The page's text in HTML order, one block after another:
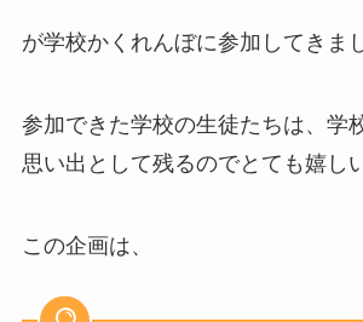
が学校かくれんぼに参加してきま
参加できた学校の生徒たちは、学
思い出として残るのでとても嬉し
この企画は、